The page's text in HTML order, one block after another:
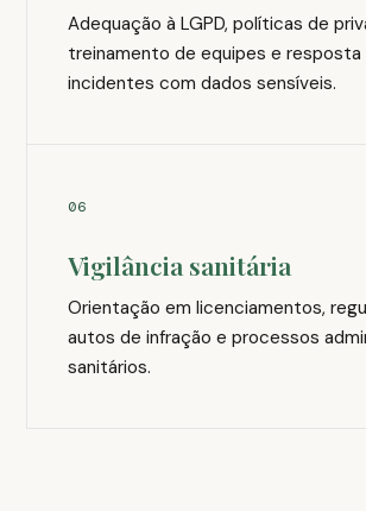
Adequação à LGPD, políticas de
treinamento de equipes e resposta
incidentes com dados sensíveis.
06
Vigilância sanitária
Orientação em licenciamentos,
autos de infração e processos
sanitários.